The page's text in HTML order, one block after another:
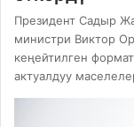
Президент Садыр
министри Виктор
кеңейтилген
актуалдуу